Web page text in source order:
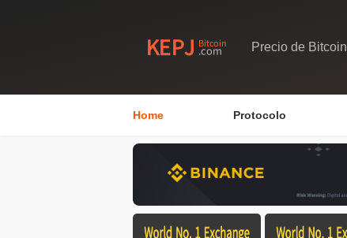
Precio de Bitcoin
Home Protocolo